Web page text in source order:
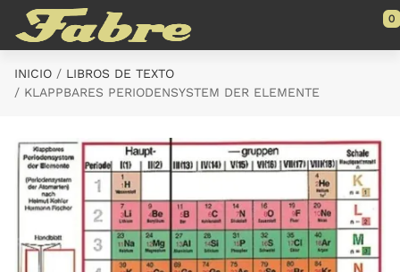
Saltar al contenido principal
0
INICIO
LIBROS DE TEXTO
KLAPPBARES PERIODENSYSTEM DER ELEMENTE